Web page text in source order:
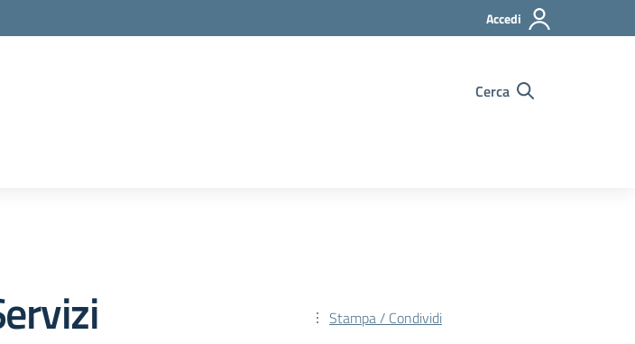
Accedi
Cerca
Stampa / Condividi